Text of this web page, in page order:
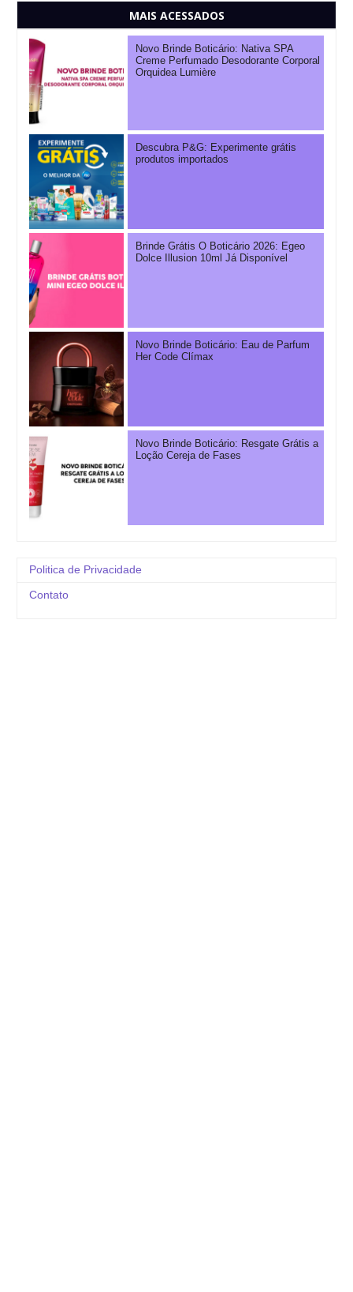
MAIS ACESSADOS
Novo Brinde Boticário: Nativa SPA
Creme Perfumado Desodorante Corporal
Orquidea Lumière
Descubra P&G: Experimente grátis
produtos importados
Brinde Grátis O Boticário 2026: Egeo
Dolce Illusion 10ml Já Disponível
Novo Brinde Boticário: Eau de Parfum
Her Code Clímax
Novo Brinde Boticário: Resgate Grátis a
Loção Cereja de Fases
Politica de Privacidade
Contato